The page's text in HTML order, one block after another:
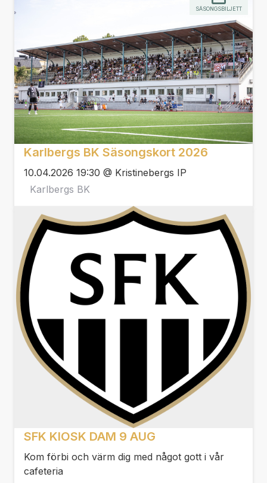
Karlbergs BK Säsongskort 2026
10.04.2026 19:30 @ Kristinebergs IP
Karlbergs BK
SÄSONGSBILJETT
SFK KIOSK DAM 9 AUG
Kom förbi och värm dig med något gott i vår
cafeteria